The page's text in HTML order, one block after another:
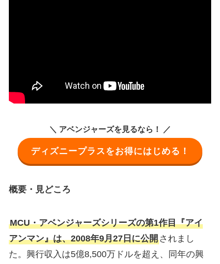
＼ アベンジャーズを見るなら！ ／
ディズニープラスをお得にはじめる！
概要・見どころ
MCU・アベンジャーズシリーズの第1作目『アイ
アンマン』は、2008年9月27日に公開されまし
た。興行収入は5億8,500万ドルを超え、同年の興